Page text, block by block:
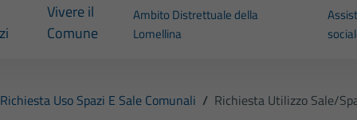
Vivere il
Comune
Ambito Distrettuale della
Lomellina
Richiesta Uso Spazi E Sale Comunali / Richiesta Utilizzo Sale/